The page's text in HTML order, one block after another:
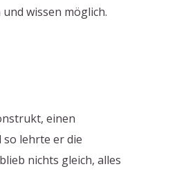
wissen möglich.
einen
so lehrte er die
nichts gleich, alles